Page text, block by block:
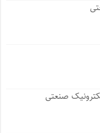
صنعتی